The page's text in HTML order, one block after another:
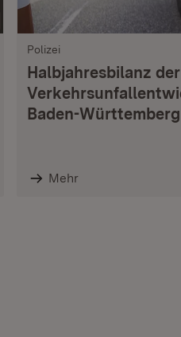
Polizei
Halbjahresbilanz der
Baden-Württemberg
Mehr